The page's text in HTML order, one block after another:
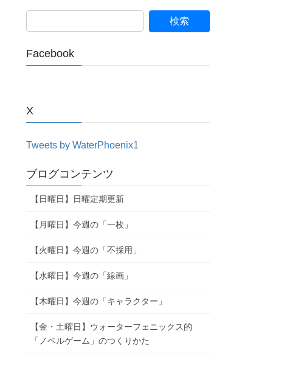
Facebook
X
Tweets by WaterPhoenix1
ブログコンテンツ
【日曜日】日曜定期更新
【月曜日】今週の「一枚」
【火曜日】今週の「不採用」
【水曜日】今週の「線画」
【木曜日】今週の「キャラクター」
【金・土曜日】ウォーターフェニックス的
「ノベルゲーム」のつくりかた